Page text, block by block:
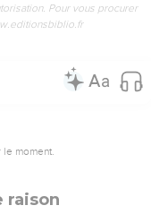
Pour vous procurer
moment.
raison